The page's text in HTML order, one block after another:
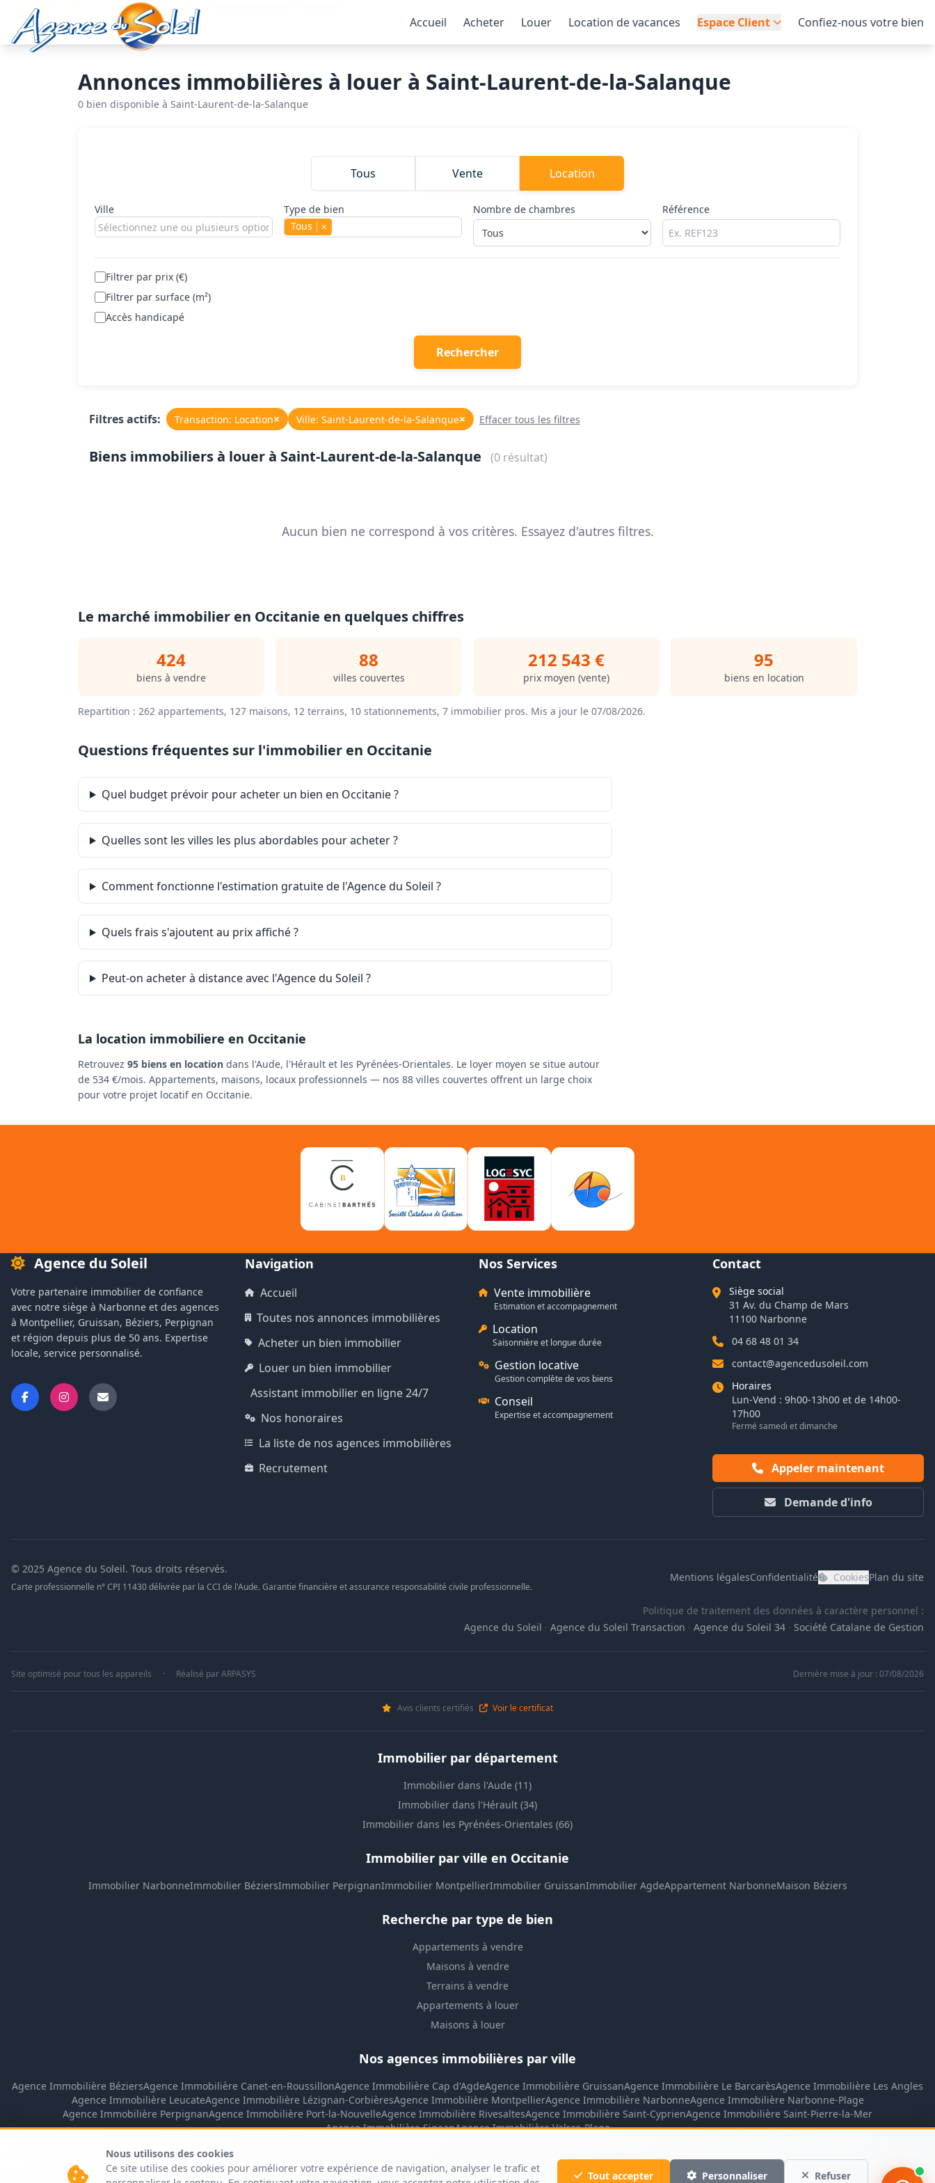
Aller au contenu principal
Accueil
Acheter Louer Location de vacances Espace Client Confiez-nous votre bien
Accueil Annonces immobilières Location
Annonces immobilières à louer à Saint-Laurent-de-la-Salanque
0 bien disponible à Saint-Laurent-de-la-Salanque
Tous Vente Location
Ville
Type de bien
Tous
×
Nombre de chambres Référence
Filtrer par prix (€)
Filtrer par surface (m²)
Accès handicapé
Rechercher
Filtres actifs: Transaction: Location× Ville: Saint-Laurent-de-la-Salanque× Effacer tous les filtres
Biens immobiliers à louer à Saint-Laurent-de-la-Salanque (0 résultat)
Aucun bien ne correspond à vos critères. Essayez d'autres filtres.
Le marché immobilier en Occitanie en quelques chiffres
424
biens à vendre
88
villes couvertes
212 543 €
prix moyen (vente)
95
biens en location
Repartition : 262 appartements, 127 maisons, 12 terrains, 10 stationnements, 7 immobilier pros. Mis a jour le 07/08/2026.
Questions fréquentes sur l'immobilier en Occitanie
Quel budget prévoir pour acheter un bien en Occitanie ?
Quelles sont les villes les plus abordables pour acheter ?
Comment fonctionne l'estimation gratuite de l'Agence du Soleil ?
Quels frais s'ajoutent au prix affiché ?
Peut-on acheter à distance avec l'Agence du Soleil ?
La location immobiliere en Occitanie
Retrouvez 95 biens en location dans l'Aude, l'Hérault et les Pyrénées-Orientales. Le loyer moyen se situe autour
de 534 €/mois. Appartements, maisons, locaux professionnels — nos 88 villes couvertes offrent un large choix
pour votre projet locatif en Occitanie.
Nous utilisons des cookies
Ce site utilise des cookies pour améliorer votre expérience de navigation, analyser le trafic et
Tout accepter Personnaliser Refuser
Agence du Soleil
Votre partenaire immobilier de confiance
avec notre siège à Narbonne et des agences
à Montpellier, Gruissan, Béziers, Perpignan
et région depuis plus de 50 ans. Expertise
locale, service personnalisé.
Navigation
Accueil
Toutes nos annonces immobilières
Acheter un bien immobilier
Louer un bien immobilier
Assistant immobilier en ligne 24/7
Nos honoraires
La liste de nos agences immobilières
Recrutement
Nos Services
Vente immobilière
Estimation et accompagnement
Location
Saisonnière et longue durée
Gestion locative
Gestion complète de vos biens
Conseil
Expertise et accompagnement
Contact
Siège social
31 Av. du Champ de Mars
11100 Narbonne
04 68 48 01 34
contact@agencedusoleil.com
Horaires
Lun-Vend : 9h00-13h00 et de 14h00-
17h00
Fermé samedi et dimanche
Appeler maintenant
Demande d'info
© 2025 Agence du Soleil. Tous droits réservés.
Carte professionnelle n° CPI 11430 délivrée par la CCI de l'Aude. Garantie financière et assurance responsabilité civile professionnelle.
Mentions légalesConfidentialité CookiesPlan du site
Politique de traitement des données à caractère personnel :
Agence du Soleil · Agence du Soleil Transaction · Agence du Soleil 34 · Société Catalane de Gestion
Site optimisé pour tous les appareils · Réalisé parARPASYS Dernière mise à jour : 07/08/2026
Avis clients certifiés Voir le certificat
Immobilier par département
Immobilier dans l'Aude (11)
Immobilier dans l'Hérault (34)
Immobilier dans les Pyrénées-Orientales (66)
Immobilier par ville en Occitanie
Immobilier NarbonneImmobilier BéziersImmobilier PerpignanImmobilier MontpellierImmobilier GruissanImmobilier AgdeAppartement NarbonneMaison Béziers
Recherche par type de bien
Appartements à vendre
Maisons à vendre
Terrains à vendre
Appartements à louer
Maisons à louer
Nos agences immobilières par ville
Agence Immobilière BéziersAgence Immobilière Canet-en-RoussillonAgence Immobilière Cap d'AgdeAgence Immobilière GruissanAgence Immobilière Le BarcarèsAgence Immobilière Les Angles
Agence Immobilière LeucateAgence Immobilière Lézignan-CorbièresAgence Immobilière MontpellierAgence Immobilière NarbonneAgence Immobilière Narbonne-Plage
Agence Immobilière PerpignanAgence Immobilière Port-la-NouvelleAgence Immobilière RivesaltesAgence Immobilière Saint-CyprienAgence Immobilière Saint-Pierre-la-Mer
Agence Immobilière SigeanAgence Immobilière Valras-Plage
cherchez (ville, type de bien, budget) et je